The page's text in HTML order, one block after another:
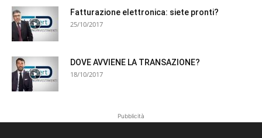
Fatturazione elettronica: siete pronti?
25/10/2017
DOVE AVVIENE LA TRANSAZIONE?
18/10/2017
Pubblicità